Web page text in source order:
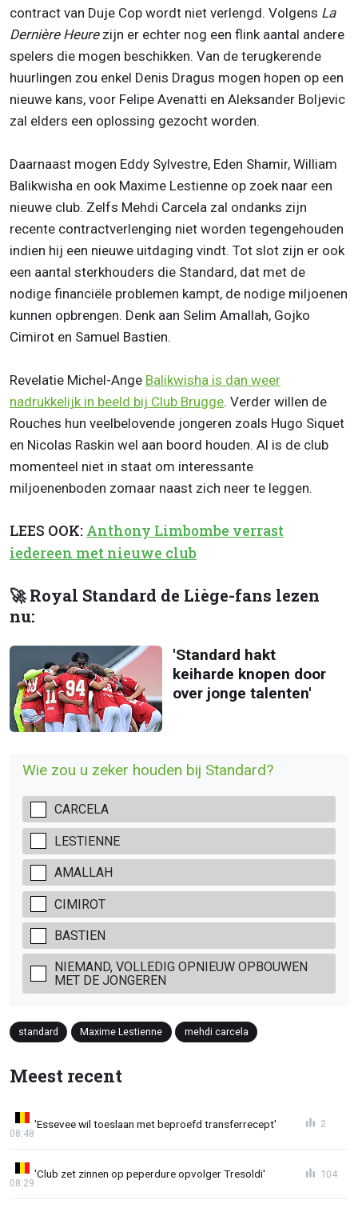
contract van Duje Cop wordt niet verlengd. Volgens La
Dernière Heurezijn er echter nog een flink aantal andere
spelers die mogen beschikken. Van de terugkerende
huurlingen zou enkel Denis Dragus mogen hopen op een
nieuwe kans, voor Felipe Avenatti en Aleksander Boljevic
zal elders een oplossing gezocht worden.
Daarnaast mogen Eddy Sylvestre, Eden Shamir, William
Balikwisha en ook Maxime Lestienne op zoek naar een
nieuwe club. Zelfs Mehdi Carcela zal ondanks zijn
recente contractverlenging niet worden tegengehouden
indien hij een nieuwe uitdaging vindt. Tot slot zijn er ook
een aantal sterkhouders die Standard, dat met de
nodige financiële problemen kampt, de nodige miljoenen
kunnen opbrengen. Denk aan Selim Amallah, Gojko
Cimirot en Samuel Bastien.
Revelatie Michel-Ange Balikwisha is dan weer
nadrukkelijk in beeld bij Club Brugge. Verder willen de
Rouches hun veelbelovende jongeren zoals Hugo Siquet
en Nicolas Raskin wel aan boord houden. Al is de club
momenteel niet in staat om interessante
miljoenenboden zomaar naast zich neer te leggen.
LEES OOK: Anthony Limbombe verrast
iedereen met nieuwe club
🚀 Royal Standard de Liège-fans lezen
nu:
'Standard hakt
keiharde knopen door
over jonge talenten'
Wie zou u zeker houden bij Standard?
CARCELA
LESTIENNE
AMALLAH
CIMIROT
BASTIEN
NIEMAND, VOLLEDIG OPNIEUW OPBOUWEN
MET DE JONGEREN
standard Maxime Lestienne mehdi carcela
Meest recent
'Essevee wil toeslaan met beproefd transferrecept'
08:48
2
'Club zet zinnen op peperdure opvolger Tresoldi'
08:29
104